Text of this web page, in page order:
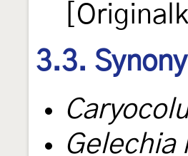
3.3.
Gelechia